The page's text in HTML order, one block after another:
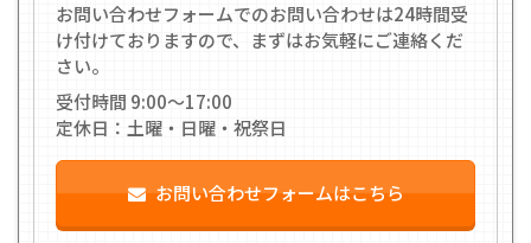
お問い合わせフォームでのお問い合わせは24時間受
け付けておりますので、まずはお気軽にご連絡くだ
さい。
受付時間 9:00〜17:00
定休日：土曜・日曜・祝祭日
お問い合わせフォームはこちら